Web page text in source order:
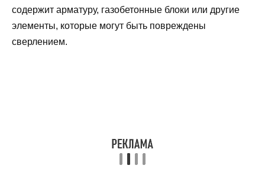
содержит арматуру, газобетонные блоки или другие
элементы, которые могут быть повреждены
сверлением.